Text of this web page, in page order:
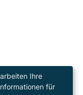
Ihre
für